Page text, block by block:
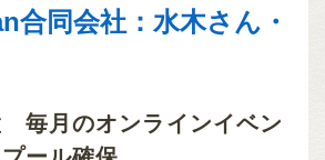
合同会社：水木さん・
毎月のオンラインイベン